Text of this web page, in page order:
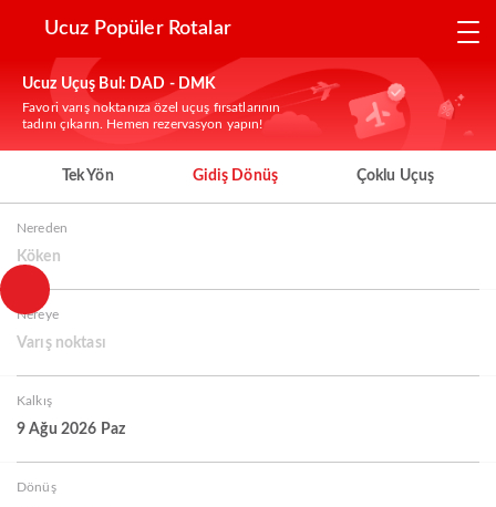
Ucuz Popüler Rotalar
Ucuz Uçuş Bul: DAD - DMK
Favori varış noktanıza özel uçuş fırsatlarının
tadını çıkarın. Hemen rezervasyon yapın!
Tek Yön Gidiş Dönüş Çoklu Uçuş
Nereden
Köken
Nereye
Varış noktası
Kalkış
9 Ağu 2026 Paz
Dönüş